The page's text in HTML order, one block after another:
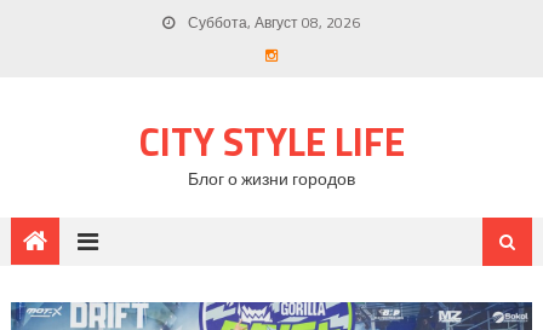
Суббота, Август 08, 2026
CITY STYLE LIFE
Блог о жизни городов